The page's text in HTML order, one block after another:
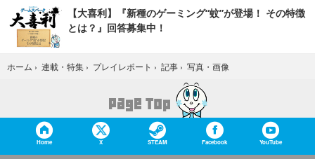
【大喜利】『新種のゲーミング“蚊”が登場！ その特徴
とは？』回答募集中！
ホーム › 連載・特集 › プレイレポート › 記事 › 写真・画像
Home X STEAM Facebook YouTube